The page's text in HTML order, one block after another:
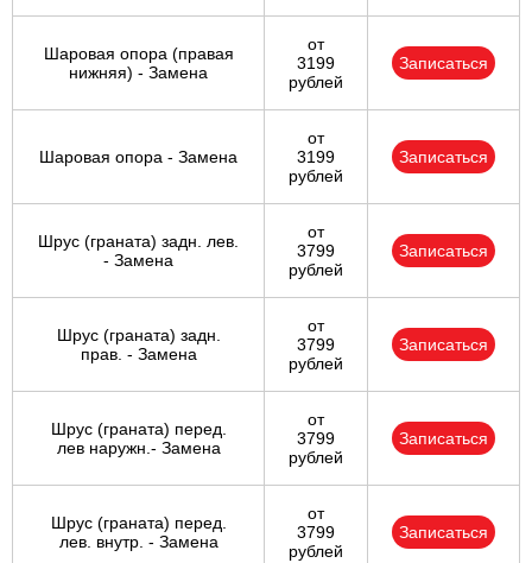
Шаровая опора (правая
нижняя) - Замена
от
3199
рублей
Записаться
Шаровая опора - Замена
от
3199
рублей
Записаться
Шрус (граната) задн. лев.
- Замена
от
3799
рублей
Записаться
Шрус (граната) задн.
прав. - Замена
от
3799
рублей
Записаться
Шрус (граната) перед.
лев наружн.- Замена
от
3799
рублей
Записаться
Шрус (граната) перед.
лев. внутр. - Замена
от
3799
рублей
Записаться